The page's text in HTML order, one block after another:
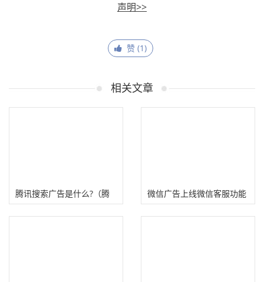
声明>>
赞 (1)
相关文章
腾讯搜索广告是什么?（腾
讯搜索广告推广投放技巧）
微信广告上线微信客服功能
（提升推广线索转化率）